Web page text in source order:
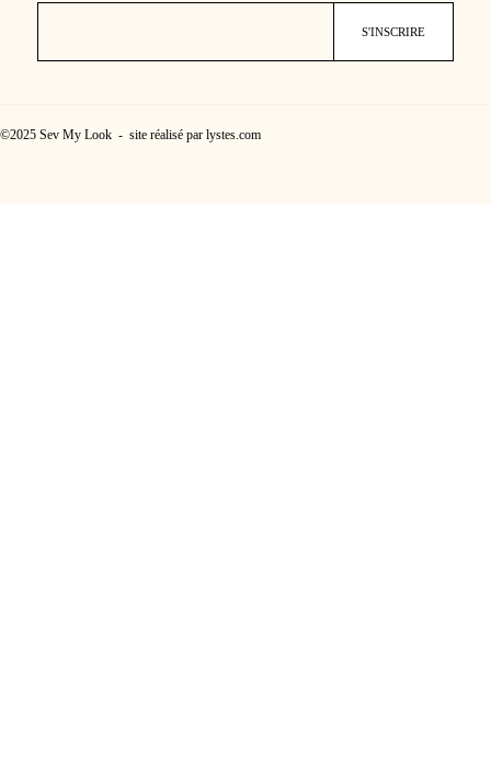
©2025 Sev My Look - site réalisé par lystes.com